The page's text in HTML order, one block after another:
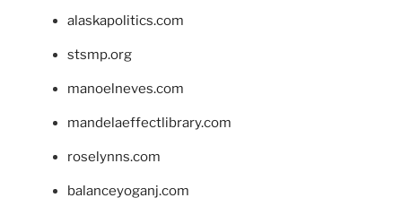
alaskapolitics.com
stsmp.org
manoelneves.com
mandelaeffectlibrary.com
roselynns.com
balanceyoganj.com